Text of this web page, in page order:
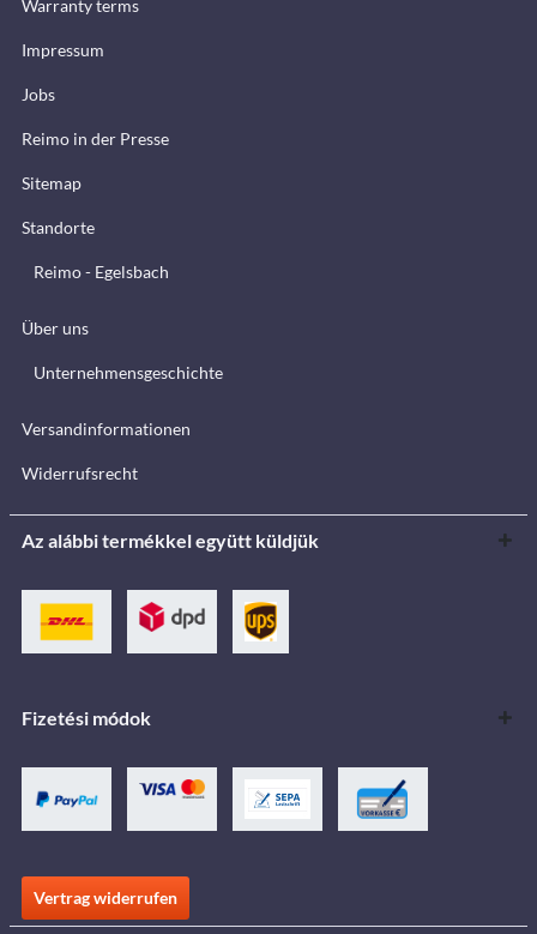
Warranty terms
Impressum
Jobs
Reimo in der Presse
Sitemap
Standorte
Reimo - Egelsbach
Über uns
Unternehmensgeschichte
Versandinformationen
Widerrufsrecht
Az alábbi termékkel együtt küldjük
Fizetési módok
Vertrag widerrufen